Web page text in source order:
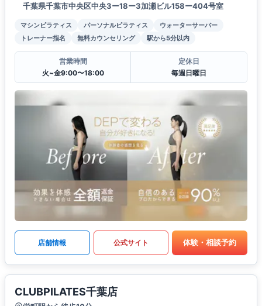
千葉県千葉市中央区中央3ー18ー3加瀬ビル158ー404号室
マシンピラティス パーソナルピラティス
ウォーターサーバー
トレーナー指名
無料カウンセリング 駅から5分以内
営業時間
火~金9:00〜18:00
定休日
毎週日曜日
店舗情報 公式サイト 体験・相談予約
CLUBPILATES千葉店